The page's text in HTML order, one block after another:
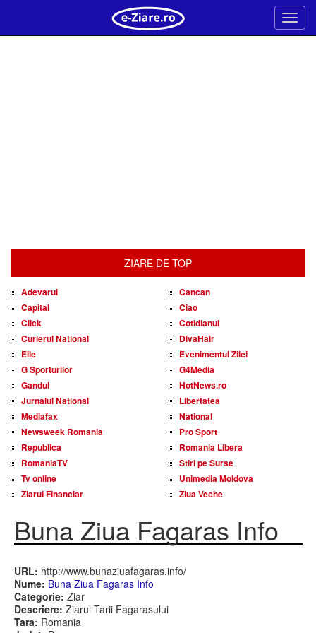
Meniu
ZIARE DE TOP
Adevarul
Cancan
Capital
Ciao
Click
Cotidianul
Curierul National
DivaHair
Elle
Evenimentul Zilei
G Sporturilor
G4Media
Gandul
HotNews.ro
Jurnalul National
Libertatea
Mediafax
National
Newsweek Romania
Pro Sport
Republica
Romania Libera
RomaniaTV
Stiri pe Surse
Tv online
Unimedia Moldova
Ziarul Financiar
Ziua Veche
Buna Ziua Fagaras Info
URL: http://www.bunaziuafagaras.info/
Nume: Buna Ziua Fagaras Info
Categorie: Ziar
Descriere: Ziarul Tarii Fagarasului
Tara: Romania